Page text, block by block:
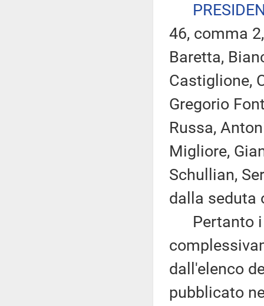
46, comma
Baretta,
Castiglione,
Gregorio
Russa,
Migliore,
Schullian,
dalla seduta
Pertanto i
dall'elenco
pubblicato